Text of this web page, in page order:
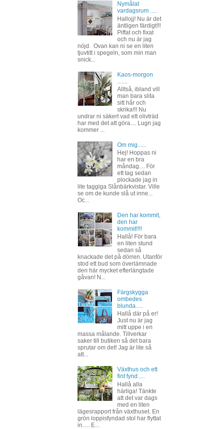
Nymålat
vardagsrum .....
Hallojj! Nu är det
äntligen färdigt!!!
Piffat och fixat
och nu är jag
nöjd. Ovan kan ni se en liten
tjuvtitt i spegeln, som min man
snick...
Kaos-morgon
Alltså, ibland vill
man bara slita
sitt hår och
skrika!!! Nu
undrar ni säkert vad ett olivträd
har med det att göra.... Lugn jag
kommer ...
Om mig......
Hej! Hoppas ni
har en bra
måndag.... För
ett tag sedan
plockade jag in
lite taggiga Slånbärkvistar. Ville
se om de kunde slå ut inne...
Oc...
Den har kommit,
den har
kommit!!!!
Hallå! För bara
en liten stund
sedan så
knackade det på dörren. Utanför
stod ett bud som överlämnade
den här mycket efterlängtade
gåvan! N...
Färgskygga
ombedes
blunda.....
Hallå där på er!
Just nu är jag
mitt uppe i en
massa målande. Tillverkar
saker till butiken så det bara
sprutar om det! Jag är lite så
att...
Växthus och ett
fint fynd.....
Hallå alla
härliga! Tänkte
att det var dags
med en liten
lägesrapport från växthuset. En
grön loppisfyndad stol har flyttat
in..... E...